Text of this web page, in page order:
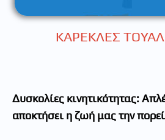
ΚΑΡΕΚΛΕΣ
Δυσκολίες κινητικότητας:
αποκτήσει η ζωή μας την